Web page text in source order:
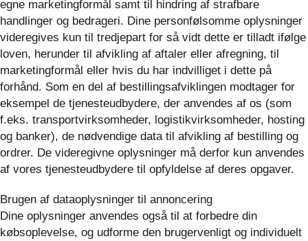
egne marketingformål samt til hindring af strafbare
handlinger og bedrageri. Dine personfølsomme oplysninger
videregives kun til tredjepart for så vidt dette er tilladt ifølge
loven, herunder til afvikling af aftaler eller afregning, til
marketingformål eller hvis du har indvilliget i dette på
forhånd. Som en del af bestillingsafviklingen modtager for
eksempel de tjenesteudbydere, der anvendes af os (som
f.eks. transportvirksomheder, logistikvirksomheder, hosting
og banker), de nødvendige data til afvikling af bestilling og
ordrer. De videregivne oplysninger må derfor kun anvendes
af vores tjenesteudbydere til opfyldelse af deres opgaver.
Brugen af dataoplysninger til annoncering
Dine oplysninger anvendes også til at forbedre din
købsoplevelse, og udforme den brugervenligt og individuelt